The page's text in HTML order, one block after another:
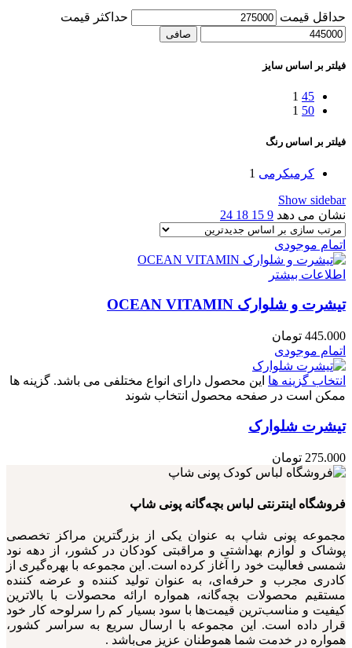
حداقل قیمت حداكثر قيمت
صافی
فیلتر بر اساس سایز
45
1
50
1
فیلتر بر اساس رنگ
کرمیکرمی 1
Show sidebar
نشان می دهد 9
15
18
24
اتمام موجودی
اطلاعات بیشتر
تیشرت و شلوارک OCEAN VITAMIN
445.000 تومان
اتمام موجودی
انتخاب گزینه ها این محصول دارای انواع مختلفی می باشد. گزینه ها
ممکن است در صفحه محصول انتخاب شوند
تیشرت شلوارک
275.000 تومان
فروشگاه اینترنتی لباس بچه‌گانه پونی شاپ
مجموعه پونی شاپ به عنوان یکی از بزرگترین مراکز تخصصی
پوشاک و لوازم بهداشتی و مراقبتی کودکان در کشور، از دهه نود
شمسی فعالیت خود را آغاز کرده است. این مجموعه با بهره‌گیری از
کادری مجرب و حرفه‌ای، به عنوان تولید کننده و عرضه کننده
مستقیم محصولات بچه‌گانه، همواره ارائه محصولات با بالاترین
کیفیت و مناسب‌ترین قیمت‌ها با سود بسیار کم را سرلوحه کار خود
قرار داده است. این مجموعه با ارسال سریع به سراسر کشور،
همواره در خدمت شما هموطنان عزیز می‌باشد .